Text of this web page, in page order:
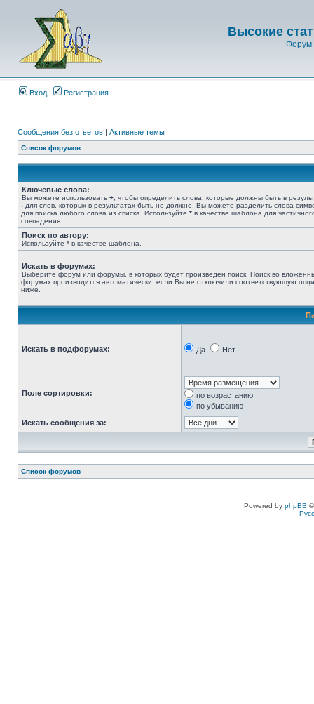
Высокие
Форум
Вход Регистрация
Сообщения без ответов | Активные темы
Список форумов
Ключевые слова:
Вы можете использовать + , чтобы определить слова, которые должны быть в
- для слов, которых в результатах быть не должно. Вы можете разделить слова
для поиска любого слова из списка. Используйте * в качестве шаблона для
совпадения.
Поиск по автору:
Используйте * в качестве шаблона.
Искать в форумах:
Выберите форум или форумы, в которых будет произведен поиск. Поиск во
форумах производится автоматически, если Вы не отключили соответствующую
ниже.
Искать в подфорумах: Да Нет
Поле сортировки:
по возрастанию
по убыванию
Искать сообщения за:
Список форумов
Powered by phpBB